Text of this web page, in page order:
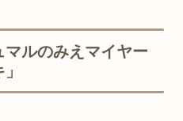
マルのみえマイヤー